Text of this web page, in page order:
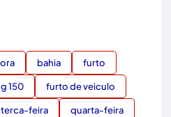
bahia furto
150 furto de veiculo
terca-feira quarta-feira